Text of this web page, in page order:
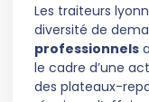
Les traiteurs
diversité de
professionnels
le cadre d’une
des plateaux-